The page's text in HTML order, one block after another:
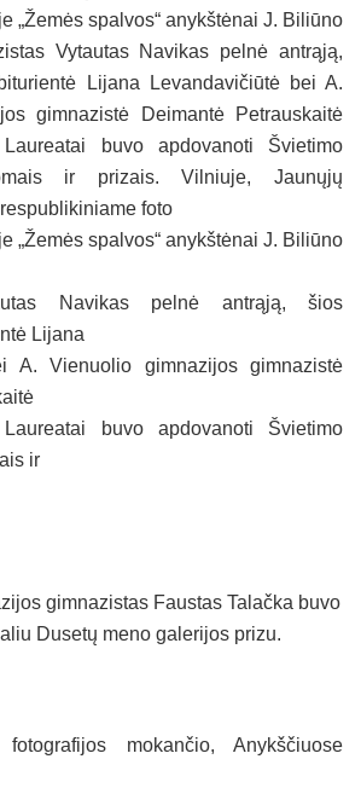
„Žemės spalvos“ anykštėnai J. Biliūno
Vytautas Navikas pelnė antrąją,
Lijana Levandavičiūtė bei A.
gimnazistė Deimantė Petrauskaitė
buvo apdovanoti Švietimo
ir prizais.Vilniuje, Jaunųjų
foto
„Žemės spalvos“ anykštėnai J. Biliūno
Navikas pelnė antrąją, šios
Lijana
A. Vienuolio gimnazijos gimnazistė
buvo apdovanoti Švietimo
ir
gimnazistas Faustas Talačka buvo
Dusetų meno galerijos prizu.
mokančio, Anykščiuose